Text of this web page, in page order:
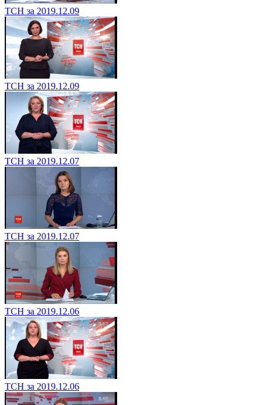
ТСН за 2019.12.09
ТСН за 2019.12.09
ТСН за 2019.12.07
ТСН за 2019.12.07
ТСН за 2019.12.06
ТСН за 2019.12.06